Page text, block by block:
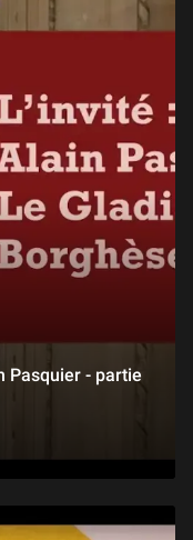
Pasquier - partie